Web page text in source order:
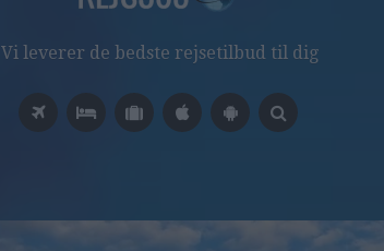
Vi leverer de bedste rejsetilbud til dig